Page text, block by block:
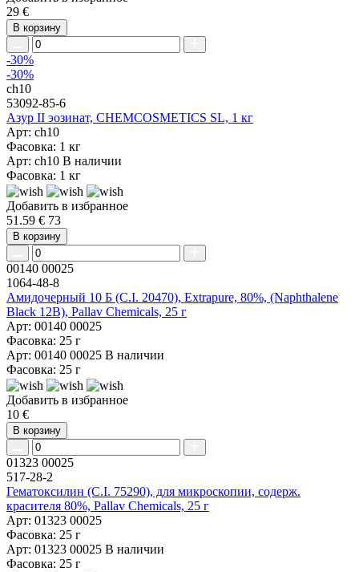
29 €
В корзину
-30%
-30%
ch10
53092-85-6
Азур II эозинат, CHEMCOSMETICS SL, 1 кг
Арт: ch10
Фасовка: 1 кг
Арт: ch10 В наличии
Фасовка: 1 кг
Добавить в избранное
51.59 € 73
В корзину
00140 00025
1064-48-8
Амидочерный 10 Б (C.I. 20470), Extrapure, 80%, (Naphthalene
Black 12B), Pallav Chemicals, 25 г
Арт: 00140 00025
Фасовка: 25 г
Арт: 00140 00025 В наличии
Фасовка: 25 г
Добавить в избранное
10 €
В корзину
01323 00025
517-28-2
Гематоксилин (C.I. 75290), для микроскопии, содерж.
красителя 80%, Pallav Chemicals, 25 г
Арт: 01323 00025
Фасовка: 25 г
Арт: 01323 00025 В наличии
Фасовка: 25 г